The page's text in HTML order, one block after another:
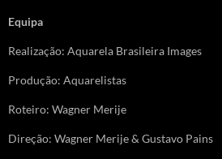
Equipa
Realização: Aquarela Brasileira Images
Produção: Aquarelistas
Roteiro: Wagner Merije
Direção: Wagner Merije & Gustavo Pains